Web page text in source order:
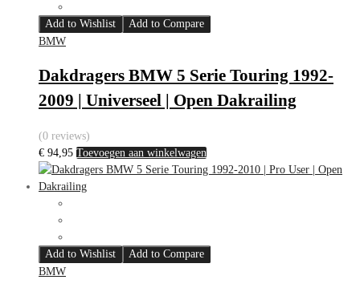
Add to Wishlist
Add to Compare
BMW
Dakdragers BMW 5 Serie Touring 1992-
2009 | Universeel | Open Dakrailing
(0 reviews)
€ 94,95 Toevoegen aan winkelwagen
Add to Wishlist
Add to Compare
BMW